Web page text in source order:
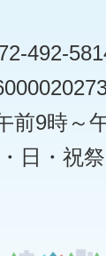
492-
前9時～
日・祝